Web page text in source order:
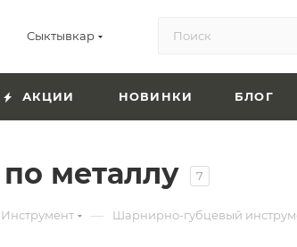
Сыктывкар
АКЦИИ НОВИНКИ БЛОГ
металлу 7
Инструмент — Шарнирно-губцевый